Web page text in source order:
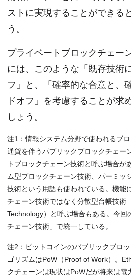
ストに実現することができる
う。
プライベートブロックチェー
には、このような「既存技術
フ」と、「確率的な合意と、
ドオフ」を考慮することが求
しょう。
注1：情報システム分野で使われるブ
通貨を伴うパブリックブロックチェー
トブロックチェーン技術と呼ぶ場合が
ム型ブロックチェーン技術、パーミッ
技術という用語も使われている。機能
チェーン技術ではなく分散型台帳技術
Technology）と呼ぶ場合もある。今回
チェーン技術」で統一している。
注2：ビットコインのパブリックブロ
ゴリズムはPoW（Proof of Work）。
クチェーンは現状はPoWだが将来は電